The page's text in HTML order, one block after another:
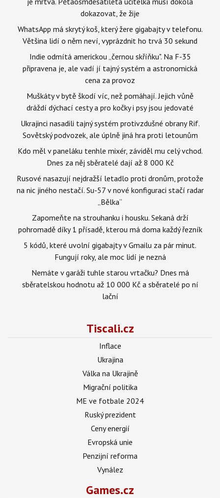
dokazovat, že žije
WhatsApp má skrytý koš, který žere gigabajty v telefonu.
Většina lidí o něm neví, vyprázdnit ho trvá 30 sekund
Indie odmítá americkou „černou skříňku". Na F-35
připravena je, ale vadí jí tajný systém a astronomická
cena za provoz
Muškáty v bytě škodí víc, než pomáhají. Jejich vůně
dráždí dýchací cesty a pro kočky i psy jsou jedovaté
Ukrajinci nasadili tajný systém protivzdušné obrany Rif.
Sovětský podvozek, ale úplně jiná hra proti letounům
Kdo měl v paneláku tenhle mixér, záviděl mu celý vchod.
Dnes za něj sběratelé dají až 8 000 Kč
Rusové nasazují nejdražší letadlo proti dronům, protože
na nic jiného nestačí. Su-57 v nové konfiguraci stačí radar
„Bělka“
Zapomeňte na strouhanku i housku. Sekaná drží
pohromadě díky 1 přísadě, kterou má doma každý řezník
5 kódů, které uvolní gigabajty v Gmailu za pár minut.
Fungují roky, ale moc lidí je nezná
Nemáte v garáži tuhle starou vrtačku? Dnes má
sběratelskou hodnotu až 10 000 Kč a sběratelé po ní
lační
Tiscali.cz
Inflace
Ukrajina
Válka na Ukrajině
Migrační politika
ME ve fotbale 2024
Ruský prezident
Ceny energií
Evropská unie
Penzijní reforma
Vynález
Games.cz